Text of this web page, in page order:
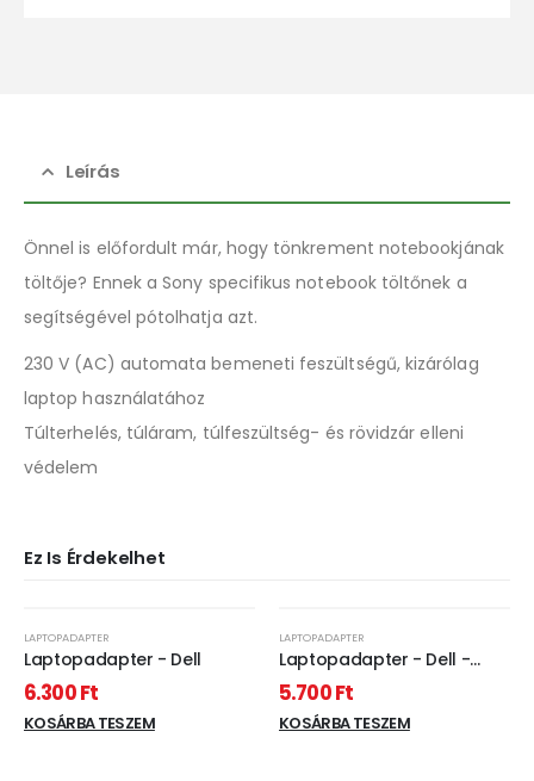
Leírás
Önnel is előfordult már, hogy tönkrement notebookjának
töltője? Ennek a Sony specifikus notebook töltőnek a
segítségével pótolhatja azt.
230 V (AC) automata bemeneti feszültségű, kizárólag
laptop használatához
Túlterhelés, túláram, túlfeszültség- és rövidzár elleni
védelem
Ez Is Érdekelhet
LAPTOPADAPTER
Laptopadapter - Dell
6.300Ft
KOSÁRBA TESZEM
LAPTOPADAPTER
Laptopadapter - Dell -
65W - 19.5V - 3.33A - 4,5 x
12,22 mm / 3 x 10 mm
5.700Ft
KOSÁRBA TESZEM